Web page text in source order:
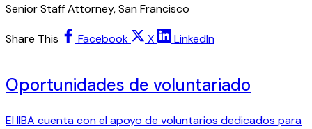
Senior Staff Attorney, San Francisco
Share This Facebook X LinkedIn
Oportunidades de voluntariado
El IIBA cuenta con el apoyo de voluntarios dedicados para